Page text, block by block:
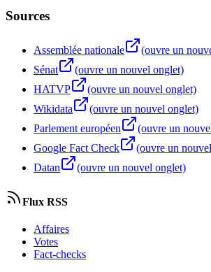
Sources
Assemblée nationale
(ouvre un
Sénat
(ouvre un nouvel onglet)
HATVP
(ouvre un nouvel onglet)
Wikidata
(ouvre un nouvel onglet)
Parlement européen
(ouvre un
Google Fact Check
(ouvre un
Datan
(ouvre un nouvel onglet)
Flux RSS
Affaires
Votes
Fact-checks